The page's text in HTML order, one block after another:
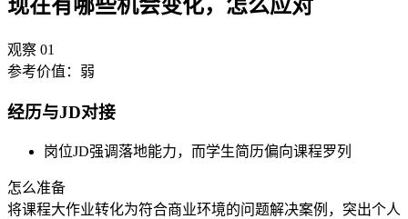
现在有哪些机会变化，怎么应对
观察 01
参考价值： 弱
经历与JD对接
岗位JD强调落地能力，而学生简历偏向课程罗列
怎么准备
将课程大作业转化为符合商业环境的问题解决案例，突出个人